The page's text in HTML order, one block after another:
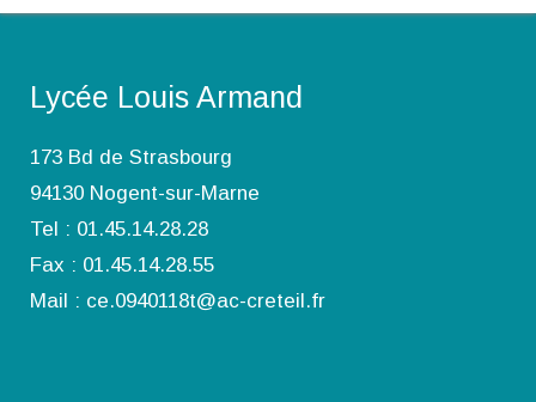
Lycée Louis Armand
173 Bd de Strasbourg
94130 Nogent-sur-Marne
Tel : 01.45.14.28.28
Fax : 01.45.14.28.55
Mail : ce.0940118t@ac-creteil.fr